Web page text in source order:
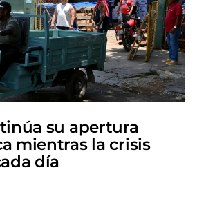
su apertura
mientras la crisis
día